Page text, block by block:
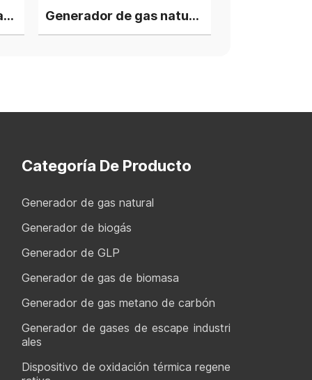
Generadores de gas natural Huahcia-Deutz de 2,5 MW, 5 unidades con motores V12 en paralelo Generador de gas natural Huachai-Deutz de 3 MW con 6 unidades de motor V12 en paralelo
Categoría De Producto
Generador de gas natural
Generador de biogás
Generador de GLP
Generador de gas de biomasa
Generador de gas metano de carbón
Generador de gases de escape industri
ales
Dispositivo de oxidación térmica regene